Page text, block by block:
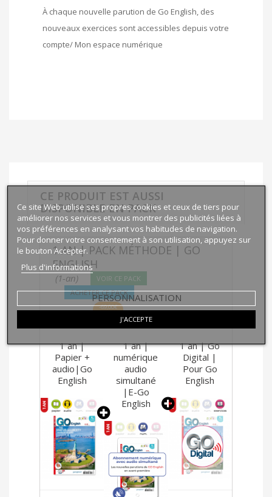
À chaque nouvelle parution de Go English, des
nouveaux exercices sont accessibles depuis votre
compte/ Mon espace numérique
CE PRODUIT EST AUSSI
DISPONIBLE EN PACK
1 AN | PACK MÉTHODE | GO
ENGLISH
(1-an)
VOIR CE PACK
ACHETER CE PACK
89,00€ -69,00€
158,00€
1 an |
Papier +
audio|Go
English
1 an |
numérique
audio
simultané
|E-Go
English
1 an | Go
Digital |
Pour Go
English
Ce site Web utilise ses propres cookies et ceux de tiers pour
améliorer nos services et vous montrer des publicités liées à
vos préférences en analysant vos habitudes de navigation.
Pour donner votre consentement à son utilisation, appuyez sur
le bouton Accepter.
Plus d'informations
PERSONNALISATION
J'ACCEPTE